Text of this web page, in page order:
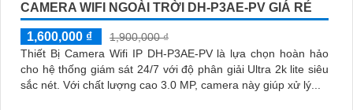
CAMERA WIFI NGOÀI TRỜI DH-P3AE-PV GIÁ RẺ
1,600,000 ₫
1,900,000 ₫
Thiết Bị Camera Wifi IP DH-P3AE-PV là lựa chọn hoàn hảo
cho hệ thống giám sát 24/7 với độ phân giải Ultra 2k lite siêu
sắc nét. Với chất lượng cao 3.0 MP, camera này giúp xử lý...